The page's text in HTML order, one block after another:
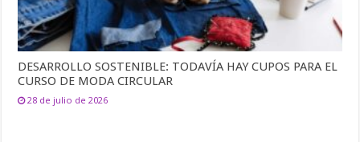
DESARROLLO SOSTENIBLE: TODAVÍA HAY CUPOS PARA EL
CURSO DE MODA CIRCULAR
28 de julio de 2026